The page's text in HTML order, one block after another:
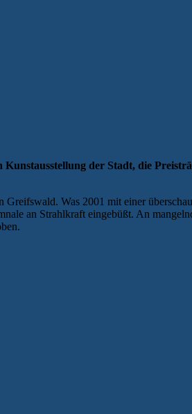
der Stadt, die
Was 2001 mit einer
an Strahlkraft eingebüßt. An